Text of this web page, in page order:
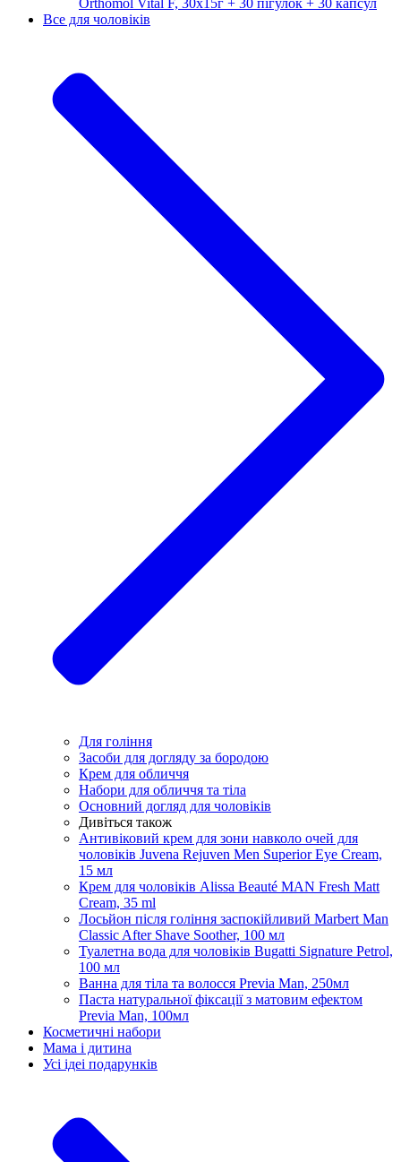
Все для чоловіків
Для гоління
Засоби для догляду за бородою
Крем для обличчя
Набори для обличчя та тіла
Основний догляд для чоловіків
Дивіться також
Антивіковий крем для зони навколо очей для
чоловіків Juvena Rejuven Men Superior Eye Cream,
15 мл
Крем для чоловіків Alissa Beauté MAN Fresh Matt
Cream, 35 ml
Лосьйон після гоління заспокійливий Marbert Man
Classic After Shave Soother, 100 мл
Туалетна вода для чоловіків Bugatti Signature Petrol,
100 мл
Ванна для тіла та волосся Previa Man, 250мл
Паста натуральної фіксації з матовим ефектом
Previa Man, 100мл
Косметичні набори
Мама і дитина
Усi iдеi подарункiв